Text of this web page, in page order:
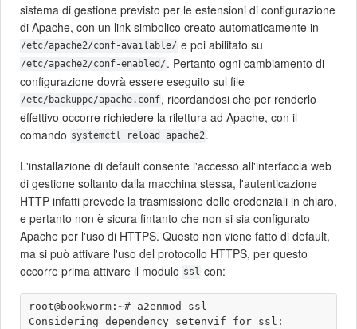
sistema di gestione previsto per le estensioni di configurazione
di Apache, con un link simbolico creato automaticamente in
/etc/apache2/conf-available/ e poi abilitato su
/etc/apache2/conf-enabled/ . Pertanto ogni cambiamento di
configurazione dovrà essere eseguito sul file
/etc/backuppc/apache.conf, ricordandosi che per renderlo
effettivo occorre richiedere la rilettura ad Apache, con il
comando systemctl reload apache2.
L'installazione di default consente l'accesso all'interfaccia web
di gestione soltanto dalla macchina stessa, l'autenticazione
HTTP infatti prevede la trasmissione delle credenziali in chiaro,
e pertanto non è sicura fintanto che non si sia configurato
Apache per l'uso di HTTPS. Questo non viene fatto di default,
ma si può attivare l'uso del protocollo HTTPS, per questo
occorre prima attivare il modulo ssl con:
root@bookworm:~# a2enmod ssl
Considering dependency setenvif for ssl: